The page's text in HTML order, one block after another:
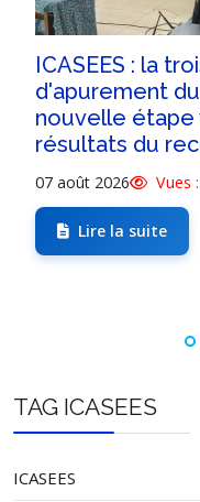
ICASEES : la
d'apurement
nouvelle étape
résultats du
07 août 2026 Vues
Lire la suite
TAG ICASEES
ICASEES